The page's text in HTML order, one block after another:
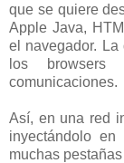
que se quiere
Apple Java,
el navegador.
los browsers
comunicaciones.
Así, en una red
inyectándolo
muchas